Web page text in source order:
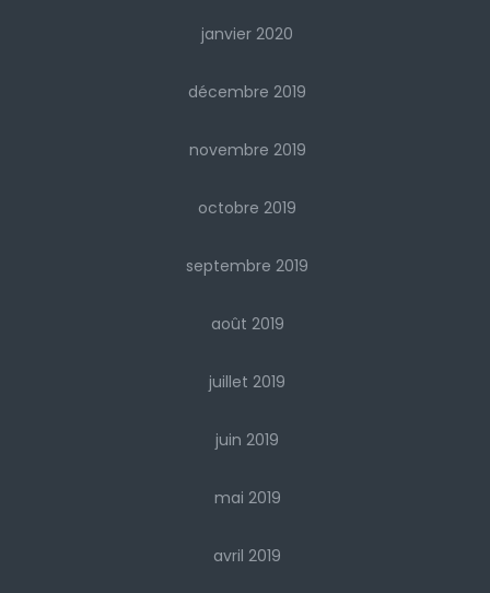
janvier 2020
décembre 2019
novembre 2019
octobre 2019
septembre 2019
août 2019
juillet 2019
juin 2019
mai 2019
avril 2019